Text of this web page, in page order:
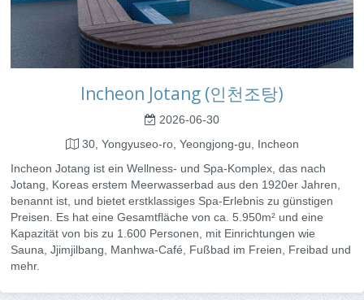
Incheon Jotang (인천조탕)
2026-06-30
30, Yongyuseo-ro, Yeongjong-gu, Incheon
Incheon Jotang ist ein Wellness- und Spa-Komplex, das nach
Jotang, Koreas erstem Meerwasserbad aus den 1920er Jahren,
benannt ist, und bietet erstklassiges Spa-Erlebnis zu günstigen
Preisen. Es hat eine Gesamtfläche von ca. 5.950m² und eine
Kapazität von bis zu 1.600 Personen, mit Einrichtungen wie
Sauna, Jjimjilbang, Manhwa-Café, Fußbad im Freien, Freibad und
mehr.